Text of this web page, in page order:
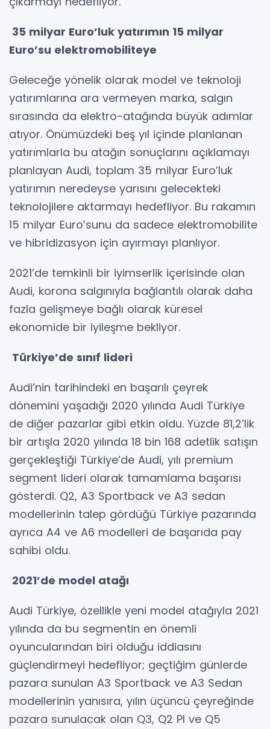
35 milyar Euro’luk yatırımın 15 milyar
Euro’su elektromobiliteye
Geleceğe yönelik olarak model ve teknoloji
yatırımlarına ara vermeyen marka, salgın
sırasında da elektro-atağında büyük adımlar
atıyor. Önümüzdeki beş yıl içinde planlanan
yatırımlarla bu atağın sonuçlarını açıklamayı
planlayan Audi, toplam 35 milyar Euro’luk
yatırımın neredeyse yarısını gelecekteki
teknolojilere aktarmayı hedefliyor. Bu rakamın
15 milyar Euro’sunu da sadece elektromobilite
ve hibridizasyon için ayırmayı planlıyor.
2021’de temkinli bir iyimserlik içerisinde olan
Audi, korona salgınıyla bağlantılı olarak daha
fazla gelişmeye bağlı olarak küresel
ekonomide bir iyileşme bekliyor.
Türkiye’de sınıf lideri
Audi’nin tarihindeki en başarılı çeyrek
dönemini yaşadığı 2020 yılında Audi Türkiye
de diğer pazarlar gibi etkin oldu. Yüzde 81,2’lik
bir artışla 2020 yılında 18 bin 168 adetlik satışın
gerçekleştiği Türkiye’de Audi, yılı premium
segment lideri olarak tamamlama başarısı
gösterdi. Q2, A3 Sportback ve A3 sedan
modellerinin talep gördüğü Türkiye pazarında
ayrıca A4 ve A6 modelleri de başarıda pay
sahibi oldu.
2021’de model atağı
Audi Türkiye, özellikle yeni model atağıyla 2021
yılında da bu segmentin en önemli
oyuncularından biri olduğu iddiasını
güçlendirmeyi hedefliyor; geçtiğim günlerde
pazara sunulan A3 Sportback ve A3 Sedan
modellerinin yanısıra, yılın üçüncü çeyreğinde
pazara sunulacak olan Q3, Q2 PI ve Q5